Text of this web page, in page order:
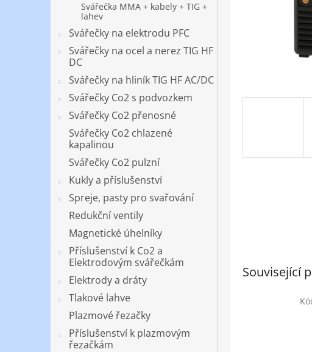
Svářečka MMA + kabely + TIG +
lahev
Svářečky na elektrodu PFC
Svářečky na ocel a nerez TIG HF
DC
Svářečky na hliník TIG HF AC/DC
Svářečky Co2 s podvozkem
Svářečky Co2 přenosné
Svářečky Co2 chlazené
kapalinou
Svářečky Co2 pulzní
Kukly a příslušenství
Spreje, pasty pro svařování
Redukční ventily
Magnetické úhelníky
Příslušenství k Co2 a
Elektrodovým svářečkám
Elektrody a dráty
Tlakové lahve
Plazmové řezačky
Příslušenství k plazmovým
řezačkám
Související